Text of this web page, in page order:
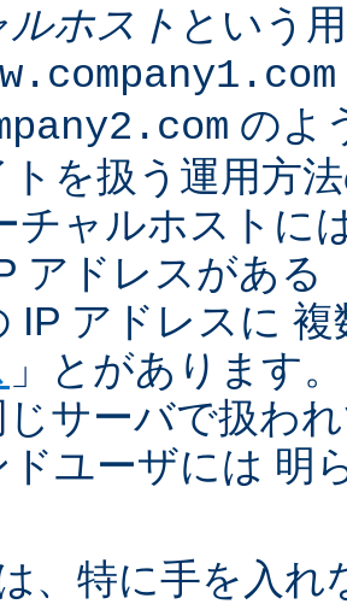
ホスト という
のよ
トを扱う運用方
チャルホストに
アドレスがある
IP アドレスに
」とがあります
サーバで扱わ
ドユーザには 明
、特に手を入れ